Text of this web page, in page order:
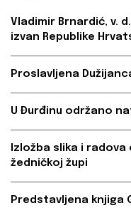
Vladimir Brnardić, v.
izvan Republike
Proslavljena
U Đurđinu održano
Izložba slika i radova
žedničkoj župi
Predstavljena knjiga